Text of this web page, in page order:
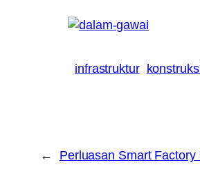
infrastruktur
← Perluasan Smart